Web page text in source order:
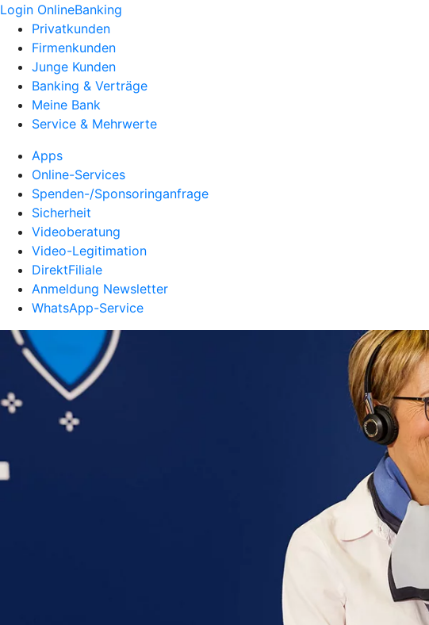
Login OnlineBanking
Privatkunden
Firmenkunden
Junge Kunden
Banking & Verträge
Meine Bank
Service & Mehrwerte
Apps
Online-Services
Spenden-/Sponsoringanfrage
Sicherheit
Videoberatung
Video-Legitimation
DirektFiliale
Anmeldung Newsletter
WhatsApp-Service